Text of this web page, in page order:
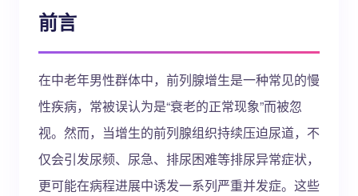
前言
在中老年男性群体中，前列腺增生是一种常见的慢
性疾病，常被误认为是“衰老的正常现象”而被忽
视。然而，当增生的前列腺组织持续压迫尿道，不
仅会引发尿频、尿急、排尿困难等排尿异常症状，
更可能在病程进展中诱发一系列严重并发症。这些